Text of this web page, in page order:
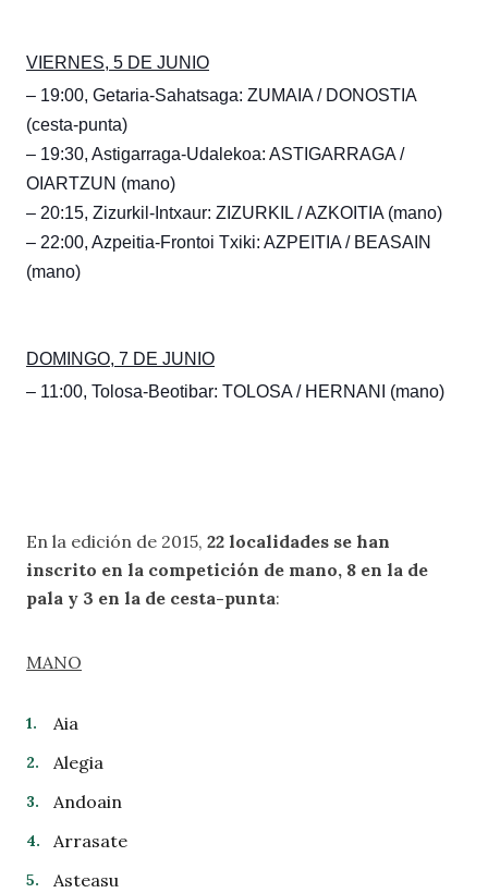
VIERNES, 5 DE JUNIO
– 19:00, Getaria-Sahatsaga: ZUMAIA / DONOSTIA
(cesta-punta)
– 19:30, Astigarraga-Udalekoa: ASTIGARRAGA /
OIARTZUN (mano)
– 20:15, Zizurkil-Intxaur: ZIZURKIL / AZKOITIA (mano)
– 22:00, Azpeitia-Frontoi Txiki: AZPEITIA / BEASAIN
(mano)
DOMINGO, 7 DE JUNIO
– 11:00, Tolosa-Beotibar: TOLOSA / HERNANI (mano)
En la edición de 2015, 22 localidades se han
inscrito en la competición de mano, 8 en la de
pala y 3 en la de cesta-punta:
MANO
Aia
Alegia
Andoain
Arrasate
Asteasu